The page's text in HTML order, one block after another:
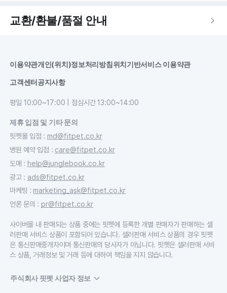
교환/환불/품절 안내
이용약관개인(위치)정보처리방침위치기반서비스 이용약관
고객센터공지사항
평일 10:00~17:00 | 점심시간 13:00~14:00
제휴 입점 및 기타 문의
핏펫몰 입점 : md@fitpet.co.kr
병원 예약 입점 : care@fitpet.co.kr
도매 : help@junglebook.co.kr
광고: ads@fitpet.co.kr
마케팅 : marketing_ask@fitpet.co.kr
언론 문의 : pr@fitpet.co.kr
사이버몰 내 판매되는 상품 중에는 핏펫에 등록한 개별 판매자가 판매하는 셀
러판매 서비스 상품이 포함되어 있습니다. 셀러판매 서비스 상품의 경우 핏펫
은 통신판매중개자이며 통신판매의 당사자가 아닙니다. 핏펫은 셀러판매 서비
스 상품, 거래정보 및 거래 등에 대하여 책임을 지지 않습니다.
주식회사 핏펫 사업자 정보